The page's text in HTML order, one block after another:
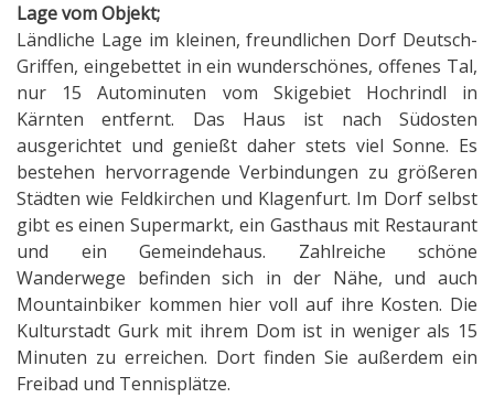
Lage vom Objekt;
Ländliche Lage im kleinen, freundlichen Dorf Deutsch-
Griffen, eingebettet in ein wunderschönes, offenes Tal,
nur 15 Autominuten vom Skigebiet Hochrindl in
Kärnten entfernt. Das Haus ist nach Südosten
ausgerichtet und genießt daher stets viel Sonne. Es
bestehen hervorragende Verbindungen zu größeren
Städten wie Feldkirchen und Klagenfurt. Im Dorf selbst
gibt es einen Supermarkt, ein Gasthaus mit Restaurant
und ein Gemeindehaus. Zahlreiche schöne
Wanderwege befinden sich in der Nähe, und auch
Mountainbiker kommen hier voll auf ihre Kosten. Die
Kulturstadt Gurk mit ihrem Dom ist in weniger als 15
Minuten zu erreichen. Dort finden Sie außerdem ein
Freibad und Tennisplätze.